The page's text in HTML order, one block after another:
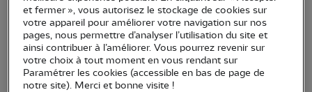
et fermer », vous autorisez le stockage de cookies sur
votre appareil pour améliorer votre navigation sur nos
pages, nous permettre d’analyser l’utilisation du site et
ainsi contribuer à l’améliorer. Vous pourrez revenir sur
votre choix à tout moment en vous rendant sur
Paramétrer les cookies (accessible en bas de page de
notre site). Merci et bonne visite !